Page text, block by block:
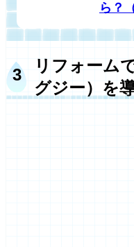
ら？
リフォーム
グジー）を